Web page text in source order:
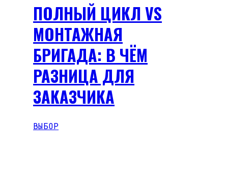
ПОЛНЫЙ ЦИКЛ VS
МОНТАЖНАЯ
БРИГАДА: В ЧЁМ
РАЗНИЦА ДЛЯ
ЗАКАЗЧИКА
ВЫБОР